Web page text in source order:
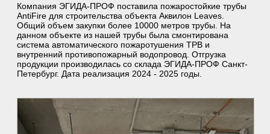
Компания ЭГИДА-ПРОФ поставила пожаростойкие трубы
AntiFire для строительства объекта Аквилон Leaves.
Общий объем закупки более 10000 метров трубы. На
данном объекте из нашей трубы была смонтирована
система автоматического пожаротушения ТРВ и
внутренний противопожарный водопровод. Отгрузка
продукции производилась со склада ЭГИДА-ПРОФ Санкт-
Петербург. Дата реализация 2024 - 2025 годы.